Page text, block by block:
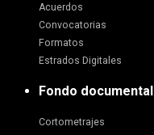
Acuerdos
Convocatorias
Formatos
Estrados Digitales
Fondo documental
Cortometrajes